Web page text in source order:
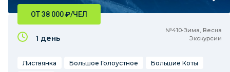
№410•Зима, Весна
Экскурсии
ОТ 38 000₽/ЧЕЛ
1 день
Листвянка Большое Голоустное
Большие Коты